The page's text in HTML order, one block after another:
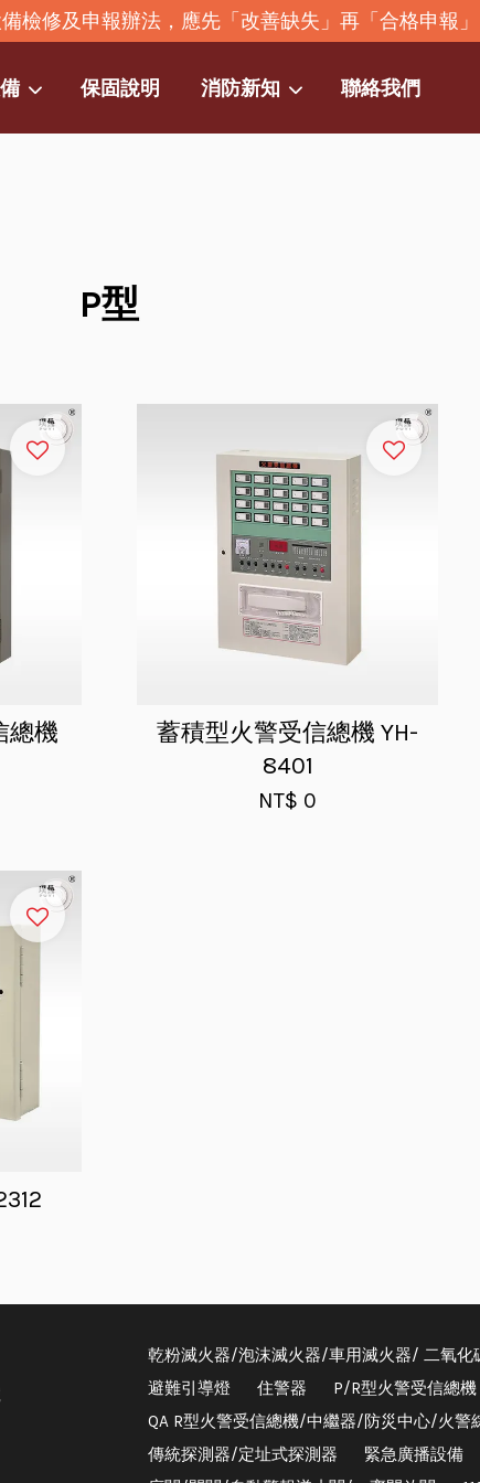
檢修及申報辦法，應先「改善缺失」再「合格申報」
保固說明 消防新知 聯絡我們
P型
總機
蓄積型火警受信總機 YH-
8401
NT$ 0
乾粉滅火器/泡沫滅火器/車用滅火器/ 二氧化
避難引導燈
住警器
P/R型火警受信總機
QA R型火警受信總機/中繼器/防災中心/火警
傳統探測器/定址式探測器
緊急廣播設備